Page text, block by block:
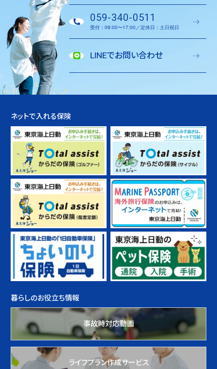
059-340-0511
受付：09:00〜17:00／定休日：土日祝日
LINEでお問い合わせ
ネットで入れる保険
暮らしのお役立ち情報
事故時対応動画
ライフプラン作成サービス